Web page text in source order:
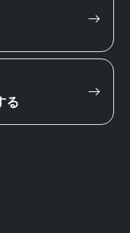
る